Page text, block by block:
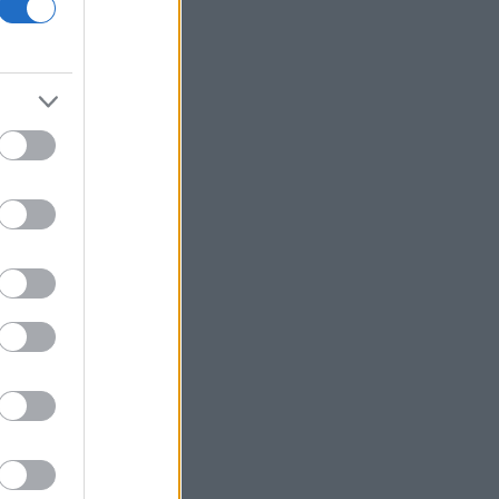
Υπ. Παιδείας: Στεγαστικό επίδομα
ύψους 2,3 εκατ. ευρώ σε 1.120
Θεσσαλίας
Υεμένη: Νέα φονική επίθεση των Χούθι
μέσα σε δύο ημέρες
ΥΠΑΑΤ: Επιπλέον 12,5 εκατ. ευρώ στις
βιοασφάλειας
ιστορικού - εμπορικού κέντρου
ΗΠΑ: Χάθηκαν 23.000 θέσεις εργασίας
τον Ιούλιο - Σημάδια επιδείνωσης στην
Διεθνή μέσα της Ιταλίας
ανακαλύπτουν τη διαχρονική γοητεία
Τραμπ: Τα επιτόκια πρέπει να